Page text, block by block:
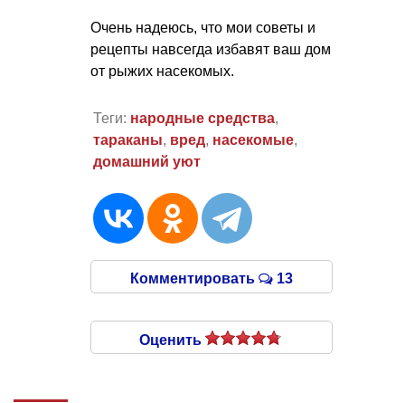
Очень надеюсь, что мои советы и
рецепты навсегда избавят ваш дом
от рыжих насекомых.
Теги: народные средства,
тараканы, вред, насекомые,
домашний уют
Комментировать 13
Оценить